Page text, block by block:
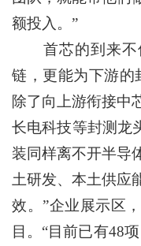
额投入。”
首芯的到来不
链，更能为下游的
除了向上游衔接中
长电科技等封测龙
装同样离不开半导
土研发、本土供应
效。”企业展示区
目。“目前已有48